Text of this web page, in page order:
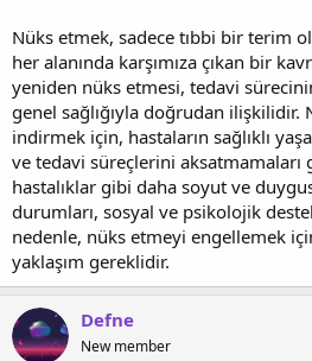
Nüks etmek, sadece tıbbi bir terim
her alanında karşımıza çıkan bir
yeniden nüks etmesi, tedavi
genel sağlığıyla doğrudan ilişkilidir.
indirmek için, hastaların sağlıklı
ve tedavi süreçlerini aksatmamaları
hastalıklar gibi daha soyut ve
durumları, sosyal ve psikolojik
nedenle, nüks etmeyi engellemek
yaklaşım gereklidir.
Defne
New member